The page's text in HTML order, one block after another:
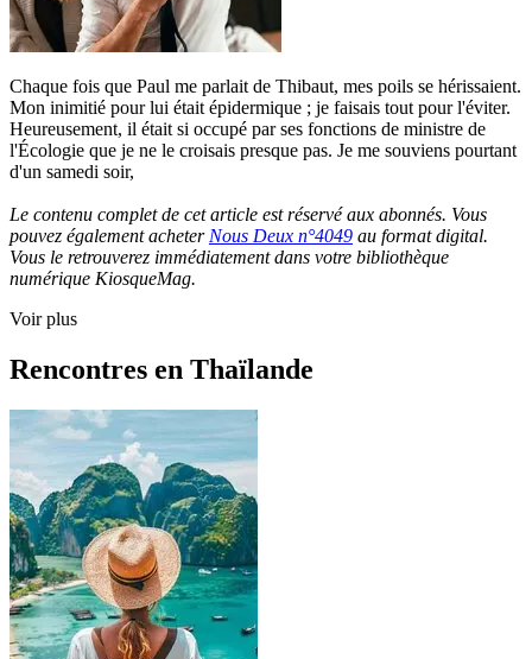
Chaque fois que Paul me parlait de Thibaut, mes poils se hérissaient.
Mon inimitié pour lui était épidermique ; je faisais tout pour l'éviter.
Heureusement, il était si occupé par ses fonctions de ministre de
l'Écologie que je ne le croisais presque pas. Je me souviens pourtant
d'un samedi soir,
Le contenu complet de cet article est réservé aux abonnés. Vous
pouvez également acheter Nous Deux n°4049 au format digital.
Vous le retrouverez immédiatement dans votre bibliothèque
numérique KiosqueMag.
Voir plus
Rencontres en Thaïlande